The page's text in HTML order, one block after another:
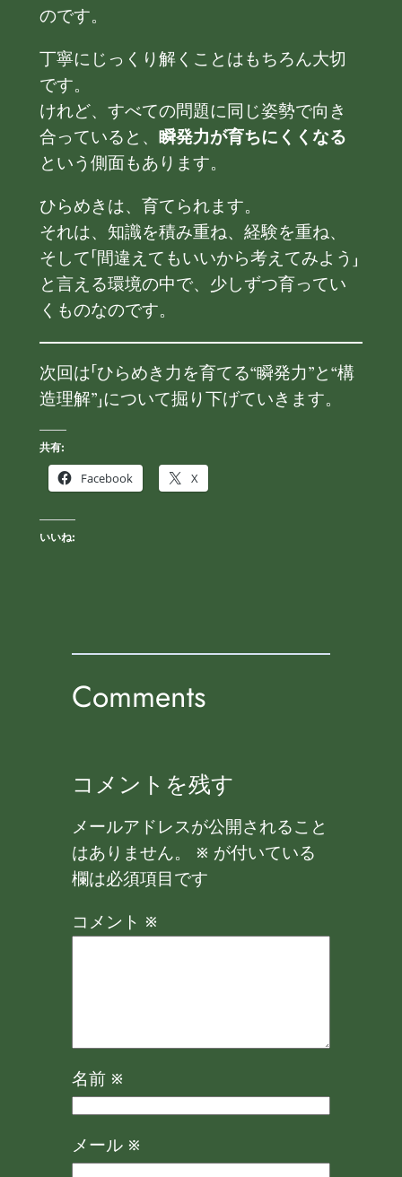
のです。
丁寧にじっくり解くことはもちろん大切
です。
けれど、すべての問題に同じ姿勢で向き
合っていると、 瞬発力が育ちにくくなる
という側面もあります。
ひらめきは、育てられます。
それは、知識を積み重ね、経験を重ね、
そして「間違えてもいいから考えてみよう」
と言える環境の中で、少しずつ育ってい
くものなのです。
次回は「ひらめき力を育てる“瞬発力”と“構
造理解”」について掘り下げていきます。
共有:
Facebook
X
いいね:
Comments
コメントを残す
メールアドレスが公開されること
はありません。
※ が付いている
欄は必須項目です
コメント ※
名前 ※
メール ※